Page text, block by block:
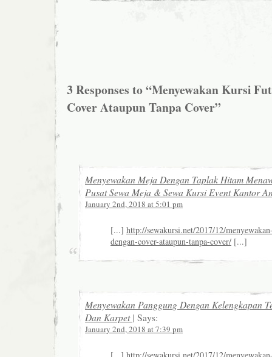
3 Responses to “Menyewakan Kursi
Cover Ataupun Tanpa Cover”
Menyewakan Meja Dengan Taplak Hitam
Pusat Sewa Meja & Sewa Kursi Event Kantor
January 2nd, 2018 at 5:01 pm
[...] http://sewakursi.net/2017/12/
dengan-cover-ataupun-tanpa-cover/ [...]
Menyewakan Panggung Dengan Kelengkapan
Dan Karpet | Says:
January 2nd, 2018 at 7:39 pm